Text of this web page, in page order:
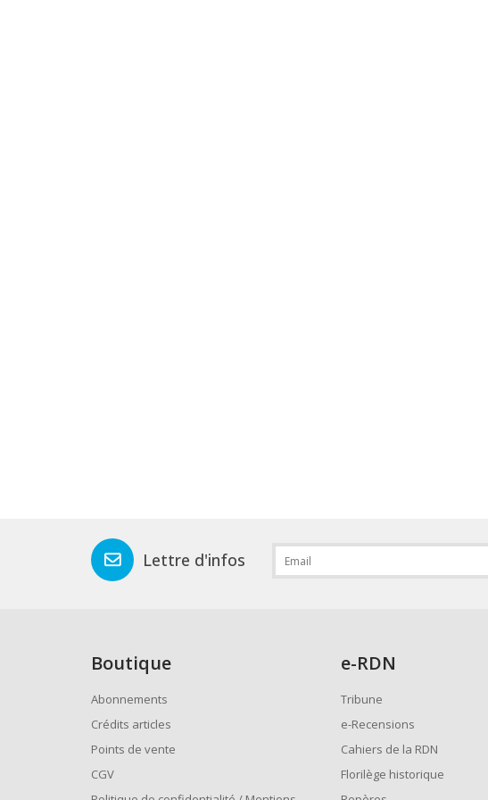
Lettre d'infos
Boutique
Abonnements
Crédits articles
Points de vente
CGV
e-RDN
Tribune
e-Recensions
Cahiers de la RDN
Florilège historique